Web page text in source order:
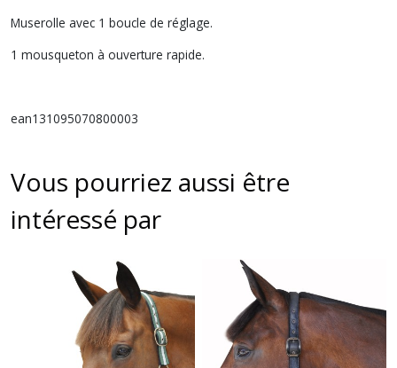
Muserolle avec 1 boucle de réglage.
1 mousqueton à ouverture rapide.
ean131095070800003
Vous pourriez aussi être
intéressé par